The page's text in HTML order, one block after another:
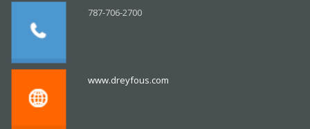
787-706-2700
www.dreyfous.com